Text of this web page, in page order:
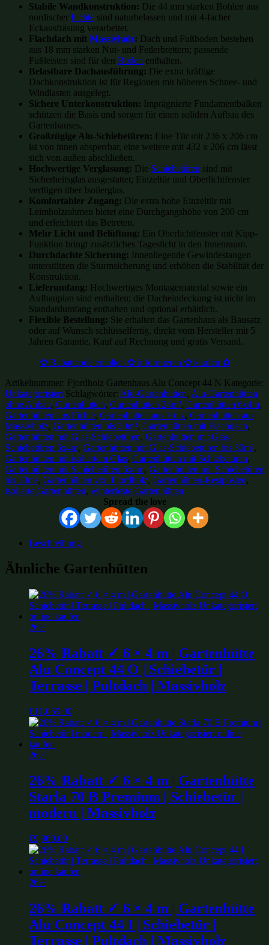
Stabile Wandkonstruktion: Die 44 mm starken Bohlen aus
nordischer Fichte sind naturbelassen und mit 4-facher
Eckausfräsung verarbeitet.
Flachdach mit Massivholz: Dach und Fußboden bestehen
aus 18 mm starken Nut- und Federbrettern; passende
Fußleisten sind für den Boden enthalten.
Belastbare Dachausführung: Die extra kräftige
Dachkonstruktion ist für Regionen mit höheren Schnee- und
Windlasten ausgelegt.
Sichere Unterkonstruktion: Imprägnierte Fundamentbalken
schützen die Basis und sorgen für einen soliden Aufbau des
Gartenhauses.
Großzügige Alu-Schiebetüren: Eine Tür mit 236 x 206 cm
ist von innen absperrbar, eine weitere mit 432 x 206 cm lässt
sich von außen abschließen.
Hochwertige Verglasung: Die Schiebetüren sind mit
Sicherheitsglas ausgestattet; Einzeltür und Oberlichtfenster
verfügen über Isolierglas.
Komfortabler Zugang: Die extra hohe Einzeltür mit
Leimholzrahmen bietet eine Durchgangshöhe von 200 cm
und erleichtert das Betreten.
Mehr Licht und Belüftung: Ein Oberlichtfenster mit Kipp-
Funktion bringt zusätzliches Tageslicht in den Innenraum.
Durchdachte Sicherung: Innenliegende Gewindestangen
unterstützen die Sturmsicherung und erhöhen die Stabilität der
Konstruktion.
Lieferumfang: Hochwertiges Montagematerial sowie ein
Aufbauplan sind enthalten; die Dacheindeckung ist nicht im
Standardumfang enthalten und optional erhältlich.
Flexible Bestellung: Sie erhalten das Gartenhaus als Bausatz
oder auf Wunsch schlüsselfertig, direkt vom Hersteller mit 5
Jahren Garantie, Kauf auf Rechnung und gratis Versand.
✿ Rabattcode erhalten ✿ informieren ✿ kaufen ✿
Artikelnummer: Fjordholz Gartenhaus Alu Concept 44 N Kategorie:
Unkategorisiert Schlagwörter: Alu-Gartenhütten, Alu-Gartenhütten
ohne Anbau, Gartenhütten, Gartenhütten 24m², Gartenhütten 6x4m,
Gartenhütten aus Fichte, Gartenhütten aus Holz, Gartenhütten aus
Massivholz, Gartenhütten bis 30m², Gartenhütten mit Flachdach,
Gartenhütten mit Glas-Schiebetüren, Gartenhütten mit Glas-
Schiebetüren 6x4m, Gartenhütten mit Glas-Schiebetüren bis 30m²,
Gartenhütten mit isoliertem Glas, Gartenhütten mit Schiebetüren,
Gartenhütten mit Schiebetüren 6x4m, Gartenhütten mit Schiebetüren
bis 30m², Gartenhütten von Fjordholz, Gartenhütten-Restposten,
isolierte Gartenhütten, winterfeste Gartenhütten
Spread the love
Beschreibung
Ähnliche Gartenhütten
26%
26% Rabatt ✓ 6 × 4 m | Gartenhütte
Alu Concept 44 O | Schiebetür |
Terrasse | Pultdach | Massivholz
€11,059.00
26%
26% Rabatt ✓ 6 × 4 m | Gartenhütte
Starla 70 B Premium | Schiebetür |
modern | Massivholz
€9,969.00
26%
26% Rabatt ✓ 6 × 4 m | Gartenhütte
Alu Concept 44 I | Schiebetür |
Terrasse | Pultdach | Massivholz